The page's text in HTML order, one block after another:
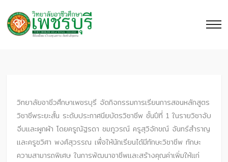
วิทยาลัยอาชีวศึกษาเพชรบุรี จัดกิจกรรมการเรียนการสอนหลักสูตร
วิชาชีพระยะสั้น ระดับประกาศนียบัตรวิชาชีพ ชั้นปีที่ 1 ในรายวิชาจับ
จีบและผูกผ้า โดยครูณัฐรดา ชมภูวรณ์ ครูสุวิจักขณ์ จันทร์สำราญ
และครูชวิศา พงศ์สุวรรณ เพื่อให้นักเรียนได้มีทักษะวิชาชีพ ทักษะ
ความสามารถพิเศษ ในการพัฒนาอาชีพและสร้างคุณค่าเพิ่มให้แก่